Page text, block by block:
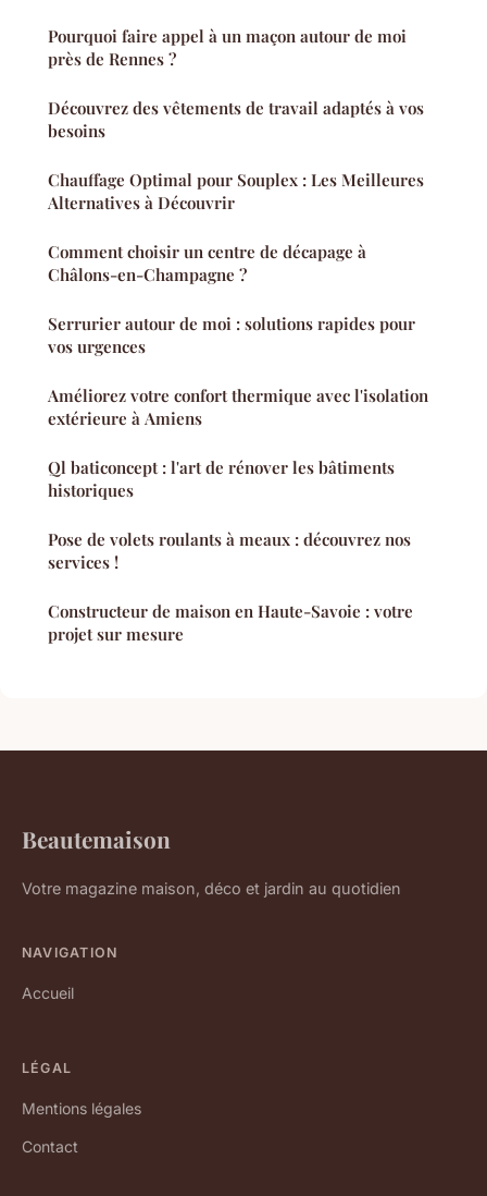
Pourquoi faire appel à un maçon autour de moi
près de Rennes ?
Découvrez des vêtements de travail adaptés à vos
besoins
Chauffage Optimal pour Souplex : Les Meilleures
Alternatives à Découvrir
Comment choisir un centre de décapage à
Châlons-en-Champagne ?
Serrurier autour de moi : solutions rapides pour
vos urgences
Améliorez votre confort thermique avec l'isolation
extérieure à Amiens
Ql baticoncept : l'art de rénover les bâtiments
historiques
Pose de volets roulants à meaux : découvrez nos
services !
Constructeur de maison en Haute-Savoie : votre
projet sur mesure
Beautemaison
Votre magazine maison, déco et jardin au quotidien
NAVIGATION
Accueil
LÉGAL
Mentions légales
Contact